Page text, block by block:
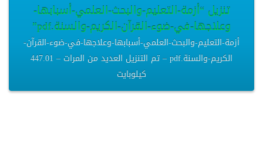
تنزيل “أزمة-التعليم-والبحث-العلمي-أسبابها-
وعلاجها-في-ضوء-القرآن-الكريم-والسنة.pdf”
أزمة-التعليم-والبحث-العلمي-أسبابها-وعلاجها-في-ضوء-القرآن-
الكريم-والسنة.pdf – تم التنزيل العديد من المرات – 447.01
كيلوبايت